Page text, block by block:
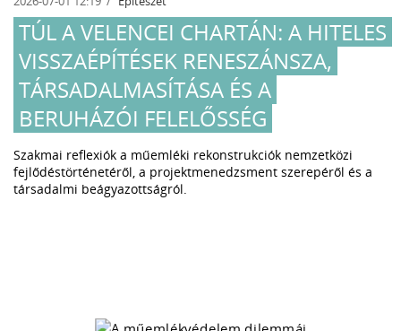
TÚL A VELENCEI CHARTÁN: A HITELES
VISSZAÉPÍTÉSEK RENESZÁNSZA,
TÁRSADALMASÍTÁSA ÉS A
BERUHÁZÓI FELELŐSSÉG
Szakmai reflexiók a műemléki rekonstrukciók nemzetközi
fejlődéstörténetéről, a projektmenedzsment szerepéről és a
társadalmi beágyazottságról.